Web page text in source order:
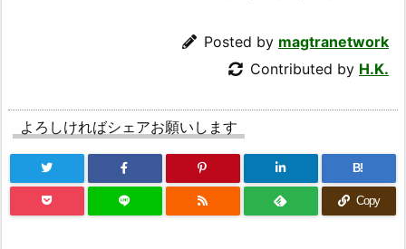
Posted by magtranetwork
Contributed by H.K.
よろしければシェアお願いします
B!
Copy